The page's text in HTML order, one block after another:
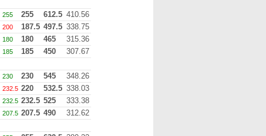
255 255 612.5 410.56
200 187.5 497.5 338.75
180 180 465
315.36
185 185 450
307.67
230 230 545
348.26
232.5 220 532.5 338.03
232.5 232.5 525
333.38
207.5 207.5 490
312.62